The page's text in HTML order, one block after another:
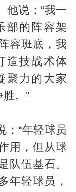
他说：“我一
部的阵容架
容班底，我
造技战术体
聚力的大家
。”
：“年轻球员
用，但从球
队伍基石。
年轻球员，